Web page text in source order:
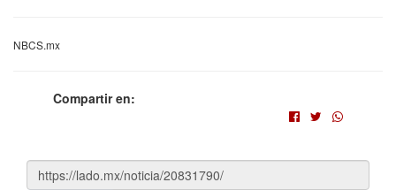
NBCS.mx
Compartir en: